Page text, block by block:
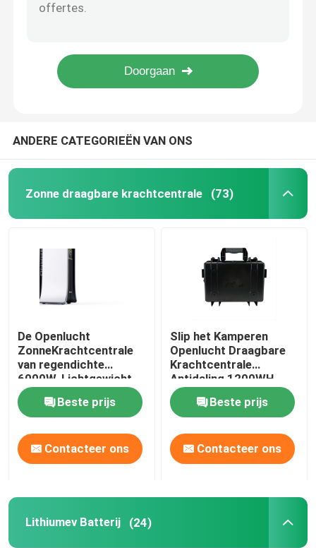
LifeP04-lithiumbatterij
Batterij van de lithium de Elektrische Fiets
Het fosfaatbatterij van het lithiumijzer
Hybride zonneomschakelaar
Lithium ionenbatterij
18650 lithiumbatterij
ANDERE CATEGORIEËN VAN ONS
Zonne draagbare krachtcentrale (73)
De Openlucht
ZonneKrachtcentrale
van regendichte
6000W, Lichtgewicht
Openlucht Mobiele
VoedingBeste prijs
Contacteer ons
Slip het Kamperen
Openlucht Draagbare
Krachtcentrale
Antidaling 1200WH
Beste prijs
Contacteer ons
Lithiumev Batterij (24)